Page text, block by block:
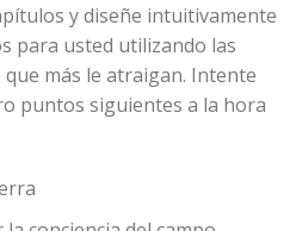
y diseñe intuitivamente
para usted utilizando las
más le atraigan. Intente
puntos siguientes a la hora